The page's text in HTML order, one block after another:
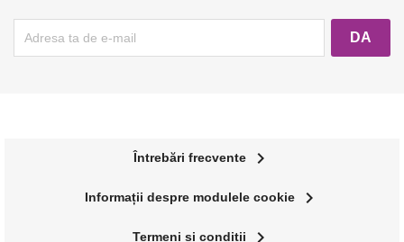
Întrebări frecvente navigate_next
Informații despre modulele cookie navigate_next
Termeni și condiții navigate_next